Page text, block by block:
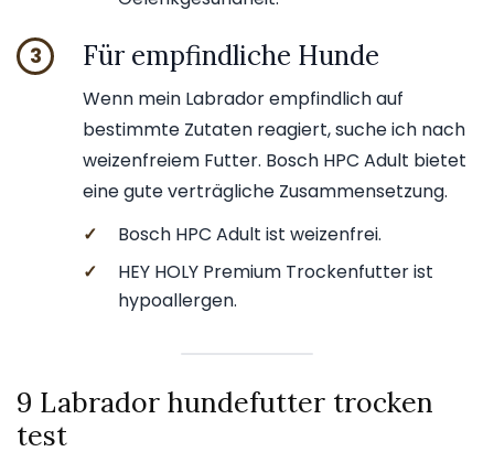
3 Für empfindliche Hunde
Wenn mein Labrador empfindlich auf
bestimmte Zutaten reagiert, suche ich nach
weizenfreiem Futter. Bosch HPC Adult bietet
eine gute verträgliche Zusammensetzung.
✓
Bosch HPC Adult ist weizenfrei.
✓
HEY HOLY Premium Trockenfutter ist
hypoallergen.
9 Labrador hundefutter trocken
test